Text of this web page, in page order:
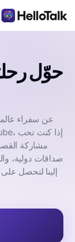
حوّل
مشاركة
صداقات دولية،
إلينا لتحصل